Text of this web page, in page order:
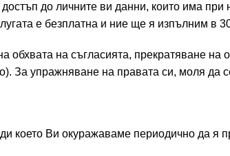
до личните ви данни, които има при
е безплатна и ние ще я изпълним в
на съгласията, прекратяване на
За упражняване на правата си, моля да
което Ви окуражаваме периодично да я